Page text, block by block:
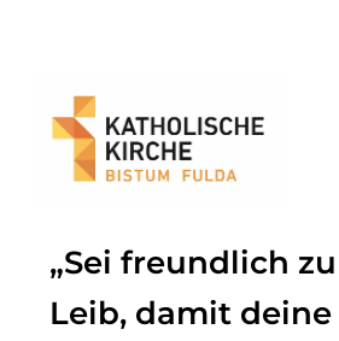
„Sei freundlich
Leib, damit deine